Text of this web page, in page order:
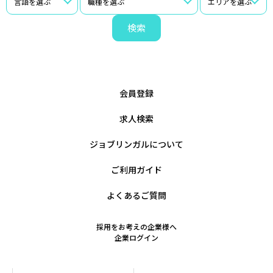
検索
会員登録
求人検索
ジョブリンガルについて
ご利用ガイド
よくあるご質問
採用をお考えの企業様へ
企業ログイン